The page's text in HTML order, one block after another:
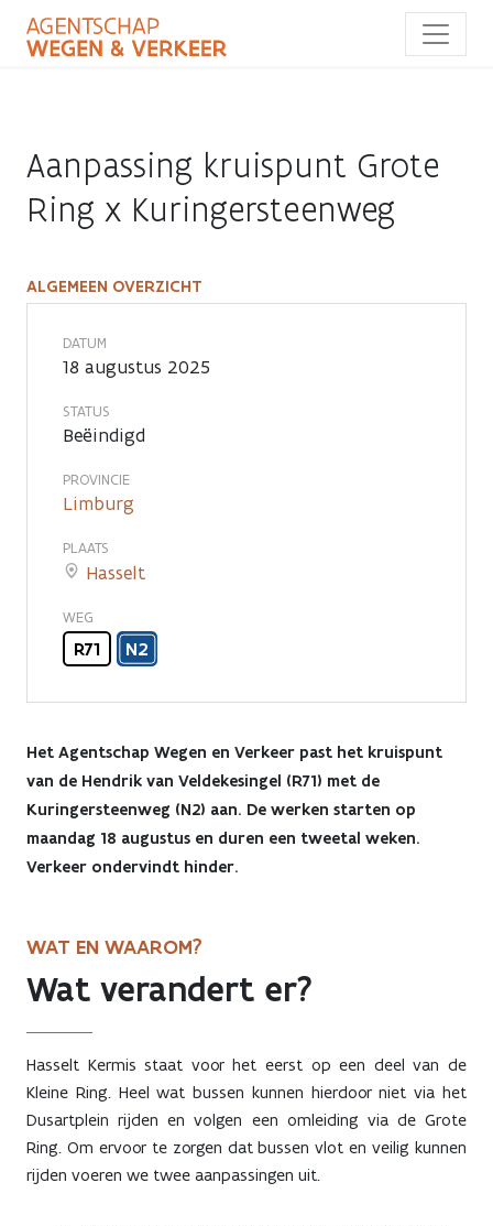
naar
Aanpassing kruispunt Grote
Ring x Kuringersteenweg
Aanpassing
kruispunt
Grote
Ring
Kuringersteenweg
ALGEMEEN OVERZICHT
DATUM
18 augustus 2025
STATUS
Beëindigd
PROVINCIE
Limburg
PLAATS
Hasselt
WEG
R71 N2
Het Agentschap Wegen en Verkeer past het kruispunt
van de Hendrik van Veldekesingel (R71) met de
Kuringersteenweg (N2) aan. De werken starten op
maandag 18 augustus en duren een tweetal weken.
Verkeer ondervindt hinder.
WAT EN WAAROM?
Wat verandert er?
Hasselt Kermis staat voor het eerst op een deel van de
Kleine Ring. Heel wat bussen kunnen hierdoor niet via het
Dusartplein rijden en volgen een omleiding via de Grote
Ring. Om ervoor te zorgen dat bussen vlot en veilig kunnen
rijden voeren we twee aanpassingen uit.